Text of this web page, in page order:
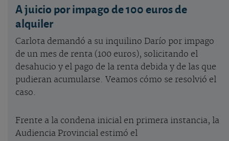
A juicio por impago de 100 euros de
alquiler
Carlota demandó a su inquilino Darío por impago
de un mes de renta (100 euros), solicitando el
desahucio y el pago de la renta debida y de las que
pudieran acumularse. Veamos cómo se resolvió el
caso.
Frente a la condena inicial en primera instancia, la
Audiencia Provincial estimó el